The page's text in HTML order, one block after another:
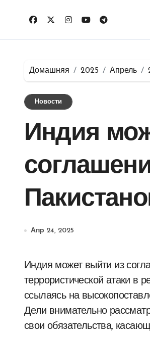
Домашняя 2025 Апрель
Новости
Индия
Апр 24, 2025
Индия может выйти из соглашения о прекращении огня с Пакистаном после недавней
террористической атаки в
ссылаясь на
Дели внимательно
свои обязательства,